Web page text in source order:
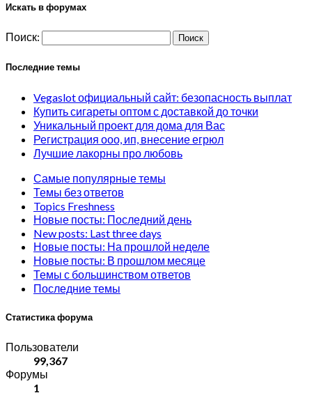
Искать в форумах
Поиск:
Последние темы
Vegaslot официальный сайт: безопасность выплат
Купить сигареты оптом с доставкой до точки
Уникальный проект для дома для Вас
Регистрация ооо, ип, внесение егрюл
Лучшие лакорны про любовь
Самые популярные темы
Темы без ответов
Topics Freshness
Новые посты: Последний день
New posts: Last three days
Новые посты: На прошлой неделе
Новые посты: В прошлом месяце
Темы с большинством ответов
Последние темы
Статистика форума
Пользователи
99,367
Форумы
1